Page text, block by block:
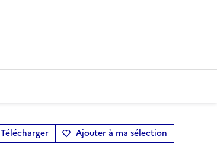
Télécharger Ajouter à ma sélection